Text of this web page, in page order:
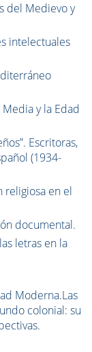
del Medievo y
intelectuales
y la Edad
Escritoras,
(1934-
religiosa en el
documental.
letras en la
Moderna.Las
colonial: su